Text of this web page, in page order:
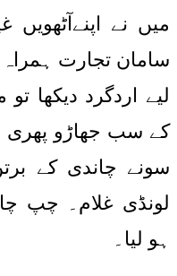
میں نے
سامان تجارت
لیے اردگرد دیکھا
کے سب جھاڑو پھری
سونے چاندی کے
لونڈی غلام۔ چپ
ہو لیا۔